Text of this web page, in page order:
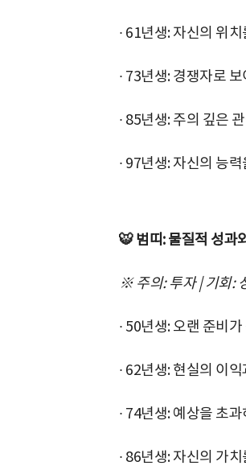
∙ 61년생: 자신의 위
∙ 73년생: 경쟁자로
∙ 85년생: 주의 깊은
∙ 97년생: 자신의 능
🐯 범띠: 물질적 성과
※ 주의: 투자 | 기회:
∙ 50년생: 오랜 준비
∙ 62년생: 현실의 이
∙ 74년생: 예상을 초
∙ 86년생: 자신의 가